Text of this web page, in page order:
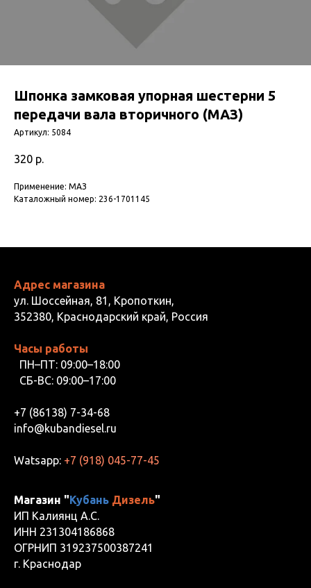
Шпонка замковая упорная шестерни 5
передачи вала вторичного (МАЗ)
Артикул: 5084
320 р.
Применение: МАЗ
Каталожный номер: 236-1701145
Адрес магазина
ул. Шоссейная, 81, Кропоткин,
352380, Краснодарский край, Россия
Часы работы
ПН–ПТ: 09:00–18:00
СБ-ВС: 09:00–17:00
+7 (86138) 7-34-68
info@kubandiesel.ru
Watsapp: +7 (918) 045-77-45
Магазин "Кубань Дизель"
ИП Калиянц А.С.
ИНН 231304186868
ОГРНИП 319237500387241
г. Краснодар